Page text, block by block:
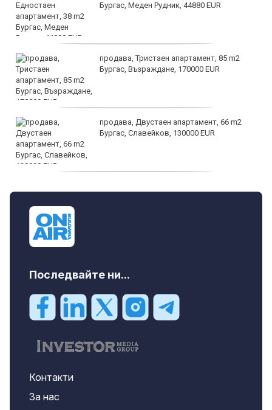
Бургас, Меден Рудник, 44880 EUR
продава, Тристаен апартамент, 85 m2
Бургас, Възраждане, 170000 EUR
продава, Двустаен апартамент, 66 m2
Бургас, Славейков, 130000 EUR
Последвайте ни...
Контакти
За нас